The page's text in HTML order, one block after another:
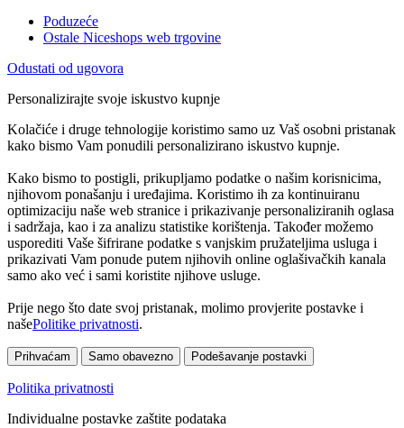
Poduzeće
Ostale Niceshops web trgovine
Odustati od ugovora
Personalizirajte svoje iskustvo kupnje
Kolačiće i druge tehnologije koristimo samo uz Vaš osobni pristanak
kako bismo Vam ponudili personalizirano iskustvo kupnje.
Kako bismo to postigli, prikupljamo podatke o našim korisnicima,
njihovom ponašanju i uređajima. Koristimo ih za kontinuiranu
optimizaciju naše web stranice i prikazivanje personaliziranih oglasa
i sadržaja, kao i za analizu statistike korištenja. Također možemo
usporediti Vaše šifrirane podatke s vanjskim pružateljima usluga i
prikazivati Vam ponude putem njihovih online oglašivačkih kanala
samo ako već i sami koristite njihove usluge.
Prije nego što date svoj pristanak, molimo provjerite postavke i
našePolitike privatnosti.
Prihvaćam Samo obavezno Podešavanje postavki
Politika privatnosti
Individualne postavke zaštite podataka